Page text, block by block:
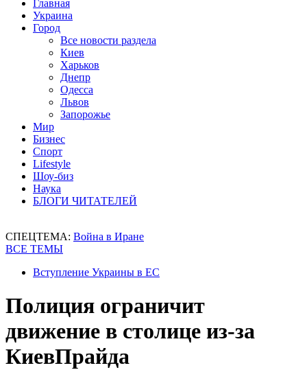
Главная
Украина
Город
Все новости раздела
Киев
Харьков
Днепр
Одесса
Львов
Запорожье
Мир
Бизнес
Спорт
Lifestyle
Шоу-биз
Наука
БЛОГИ ЧИТАТЕЛЕЙ
СПЕЦТЕМА: Война в Иране
ВСЕ ТЕМЫ
Вступление Украины в ЕС
Полиция ограничит
движение в столице из-за
КиевПрайда